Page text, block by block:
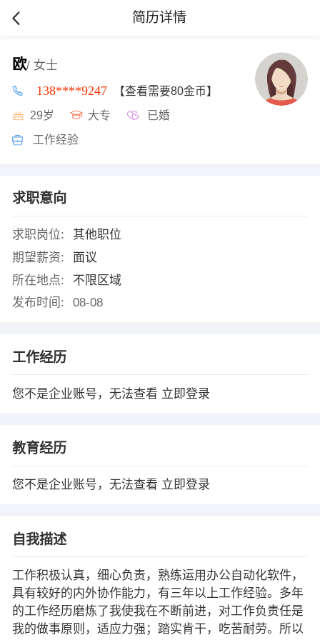
简历详情
欧/ 女士
138****9247 【查看需要80金币】
29岁 大专 已婚
工作经验
求职意向
求职岗位:
其他职位
期望薪资:
面议
所在地点:
不限区域
发布时间:
08-08
工作经历
您不是企业账号，无法查看 立即登录
教育经历
您不是企业账号，无法查看 立即登录
自我描述
工作积极认真，细心负责，熟练运用办公自动化软件，
具有较好的内外协作能力，有三年以上工作经验。多年
的工作经历磨炼了我使我在不断前进，对工作负责任是
我的做事原则，适应力强；踏实肯干，吃苦耐劳。所以